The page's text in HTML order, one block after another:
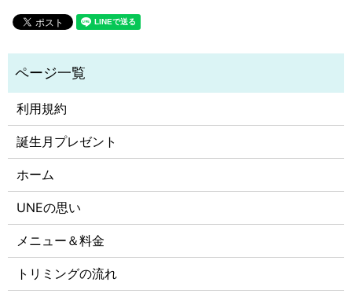
利用規約
誕生月プレゼント
ホーム
UNEの思い
メニュー＆料金
トリミングの流れ